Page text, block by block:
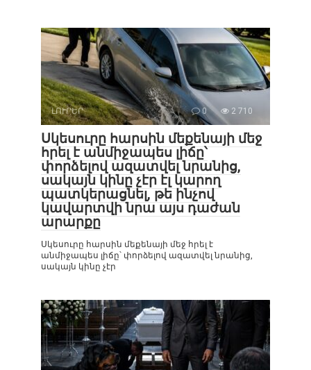
ԼՈՒՐԵՐ 0 2 710
Սկեսուրը հարսին մեքենայի մեջ
հրել է անմիջապես լիճը՝
փորձելով ազատվել նրանից,
սակայն կինը չէր էլ կարող
պատկերացնել, թե ինչով
կավարտվի նրա այս դաժան
արարքը
Սկեսուրը հարսին մեքենայի մեջ հրել է
անմիջապես լիճը՝ փորձելով ազատվել նրանից,
սակայն կինը չէր